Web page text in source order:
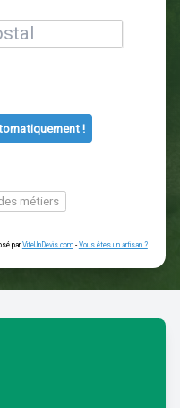
postal ou la
ou
liste des métiers